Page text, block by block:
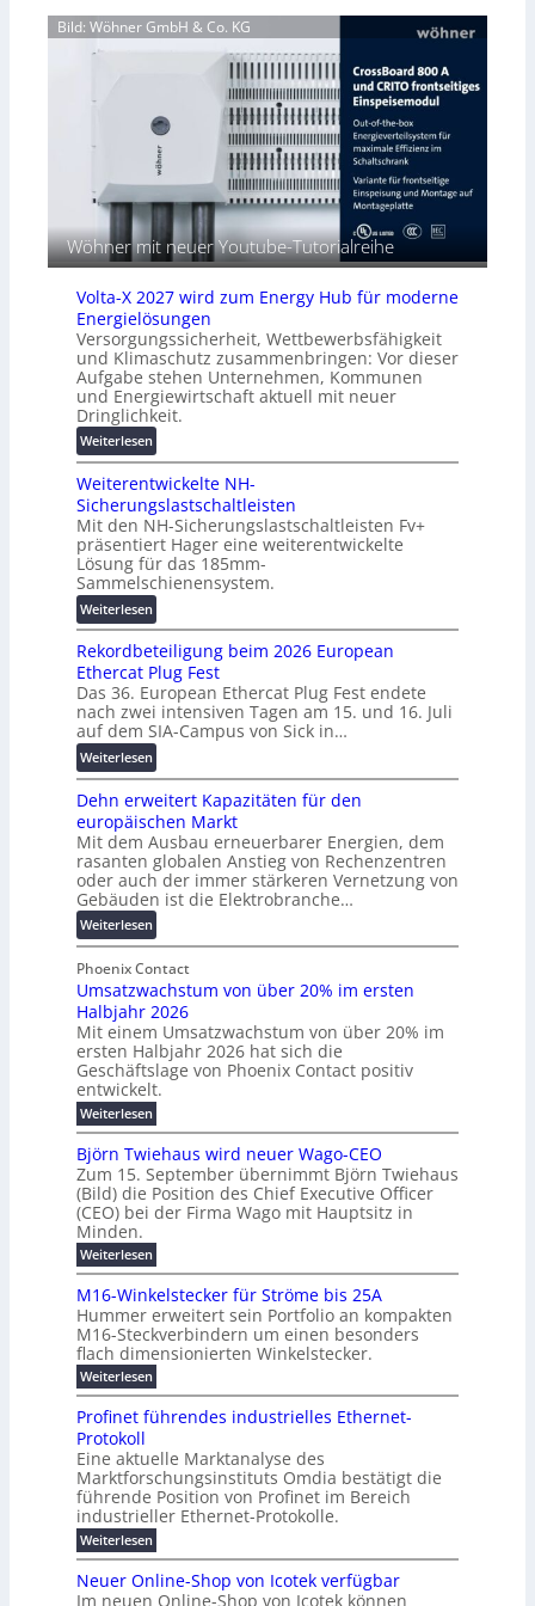
a
t
l
s
u
n
g
e
n
n
a
o
h
p
e
r
f
o
r
m
a
t
e
r
R
e
c
h
e
n
z
e
n
t
r
e
n
t
G
c
h
t
z
u
n
d
d
i
g
i
t
a
l
e
T
r
a
n
s
p
a
r
e
n
z
a
Bild: Wöhner GmbH & Co. KG
Wöhner mit neuer Youtube-Tutorialreihe
Volta-X 2027 wird zum Energy Hub für moderne
Energielösungen
Versorgungssicherheit, Wettbewerbsfähigkeit
und Klimaschutz zusammenbringen: Vor dieser
Aufgabe stehen Unternehmen, Kommunen
und Energiewirtschaft aktuell mit neuer
Dringlichkeit.
Weiterlesen:
V
o
l
t
a
-
X
2
0
2
7
w
i
r
d
z
u
m
E
n
e
r
g
H
u
b
f
ü
r
m
o
d
e
r
n
E
n
e
r
g
i
e
l
ö
u
n
g
e
n
Weiterentwickelte NH-
Sicherungslastschaltleisten
Mit den NH-Sicherungslastschaltleisten Fv+
präsentiert Hager eine weiterentwickelte
Lösung für das 185mm-
Sammelschienensystem.
Weiterlesen:
W
e
i
t
e
r
e
n
t
w
i
c
k
e
l
t
e
N
H
-
S
i
c
h
r
u
n
s
l
a
s
t
s
c
h
a
t
l
e
i
s
t
Rekordbeteiligung beim 2026 European
Ethercat Plug Fest
Das 36. European Ethercat Plug Fest endete
nach zwei intensiven Tagen am 15. und 16. Juli
auf dem SIA-Campus von Sick in…
Weiterlesen:
R
e
k
o
r
d
b
e
t
e
i
l
i
g
u
n
g
e
i
m
2
6
E
u
r
o
p
e
n
E
t
h
e
r
Dehn erweitert Kapazitäten für den
europäischen Markt
Mit dem Ausbau erneuerbarer Energien, dem
rasanten globalen Anstieg von Rechenzentren
oder auch der immer stärkeren Vernetzung von
Gebäuden ist die Elektrobranche…
Weiterlesen:
D
e
h
n
e
r
w
e
i
t
e
r
t
K
a
p
a
z
i
t
ä
t
e
f
ü
d
e
e
Phoenix Contact
Umsatzwachstum von über 20% im ersten
Halbjahr 2026
Mit einem Umsatzwachstum von über 20% im
ersten Halbjahr 2026 hat sich die
Geschäftslage von Phoenix Contact positiv
entwickelt.
Weiterlesen:
U
m
s
a
t
z
a
c
h
s
t
u
m
v
o
n
ü
b
r
2
0
%
i
m
e
r
Björn Twiehaus wird neuer Wago-CEO
Zum 15. September übernimmt Björn Twiehaus
(Bild) die Position des Chief Executive Officer
(CEO) bei der Firma Wago mit Hauptsitz in
Minden.
Weiterlesen:
B
ö
r
n
T
w
i
h
u
s
w
r
d
n
e
u
M16-Winkelstecker für Ströme bis 25A
Hummer erweitert sein Portfolio an kompakten
M16-Steckverbindern um einen besonders
flach dimensionierten Winkelstecker.
Weiterlesen:
M
1
6
W
i
n
k
e
l
s
t
e
Profinet führendes industrielles Ethernet-
Protokoll
Eine aktuelle Marktanalyse des
Marktforschungsinstituts Omdia bestätigt die
führende Position von Profinet im Bereich
industrieller Ethernet-Protokolle.
Weiterlesen:
P
r
o
Neuer Online-Shop von Icotek verfügbar
Im neuen Online-Shop von Icotek können